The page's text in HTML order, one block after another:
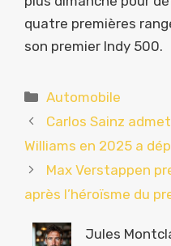
quatre premières
son premier Indy 500.
Catégories
Automobile
Carlos Sainz
Williams en 2025 a
Max Verstappen
après l’héroïsme du
Jules